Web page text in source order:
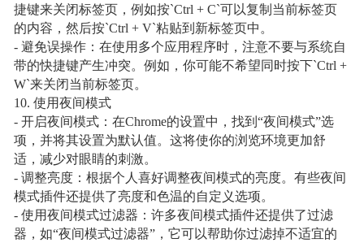
捷键来关闭标签页，例如按`Ctrl + C`可以复制当前标签页
的内容，然后按`Ctrl + V`粘贴到新标签页中。
- 避免误操作：在使用多个应用程序时，注意不要与系统自
带的快捷键产生冲突。例如，你可能不希望同时按下`Ctrl +
W`来关闭当前标签页。
10. 使用夜间模式
- 开启夜间模式：在Chrome的设置中，找到“夜间模式”选
项，并将其设置为默认值。这将使你的浏览环境更加舒
适，减少对眼睛的刺激。
- 调整亮度：根据个人喜好调整夜间模式的亮度。有些夜间
模式插件还提供了亮度和色温的自定义选项。
- 使用夜间模式过滤器：许多夜间模式插件还提供了过滤
器，如“夜间模式过滤器”，它可以帮助你过滤掉不适宜的